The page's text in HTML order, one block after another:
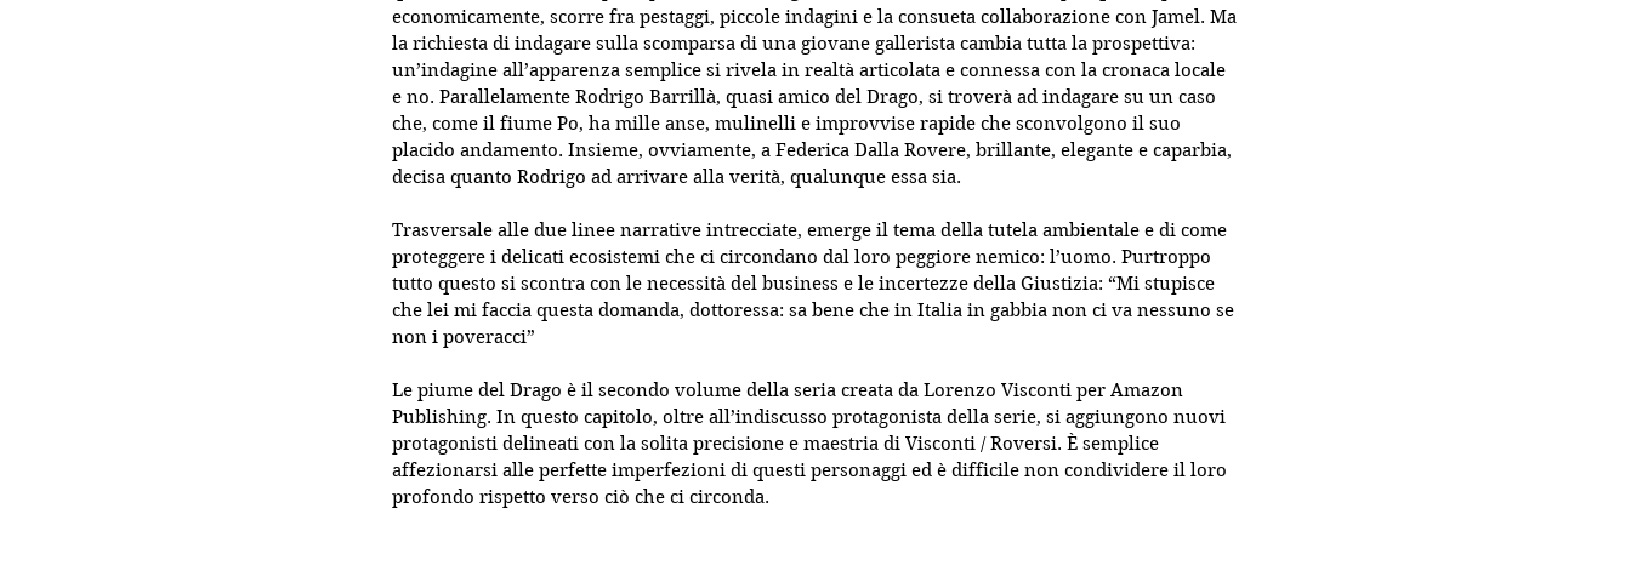
economicamente, scorre fra pestaggi, piccole indagini e la consueta collaborazione con Jamel. Ma
la richiesta di indagare sulla scomparsa di una giovane gallerista cambia tutta la prospettiva:
un’indagine all’apparenza semplice si rivela in realtà articolata e connessa con la cronaca locale
e no. Parallelamente Rodrigo Barrillà, quasi amico del Drago, si troverà ad indagare su un caso
che, come il fiume Po, ha mille anse, mulinelli e improvvise rapide che sconvolgono il suo
placido andamento. Insieme, ovviamente, a Federica Dalla Rovere, brillante, elegante e caparbia,
decisa quanto Rodrigo ad arrivare alla verità, qualunque essa sia.
Trasversale alle due linee narrative intrecciate, emerge il tema della tutela ambientale e di come
proteggere i delicati ecosistemi che ci circondano dal loro peggiore nemico: l’uomo. Purtroppo
tutto questo si scontra con le necessità del business e le incertezze della Giustizia: “Mi stupisce
che lei mi faccia questa domanda, dottoressa: sa bene che in Italia in gabbia non ci va nessuno se
non i poveracci”
Le piume del Drago è il secondo volume della seria creata da Lorenzo Visconti per Amazon
Publishing. In questo capitolo, oltre all’indiscusso protagonista della serie, si aggiungono nuovi
protagonisti delineati con la solita precisione e maestria di Visconti / Roversi. È semplice
affezionarsi alle perfette imperfezioni di questi personaggi ed è difficile non condividere il loro
profondo rispetto verso ciò che ci circonda.